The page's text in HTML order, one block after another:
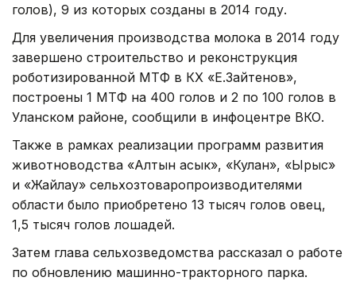
голов), 9 из которых созданы в 2014 году.
Для увеличения производства молока в 2014 году
завершено строительство и реконструкция
роботизированной МТФ в КХ «Е.Зайтенов»,
построены 1 МТФ на 400 голов и 2 по 100 голов в
Уланском районе, сообщили в инфоцентре ВКО.
Также в рамках реализации программ развития
животноводства «Алтын асык», «Кулан», «Ырыс»
и «Жайлау» сельхозтоваропроизводителями
области было приобретено 13 тысяч голов овец,
1,5 тысяч голов лошадей.
Затем глава сельхозведомства рассказал о работе
по обновлению машинно-тракторного парка.